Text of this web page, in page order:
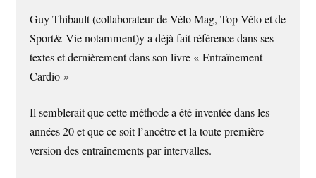
Guy Thibault (collaborateur de Vélo Mag, Top Vélo et de
Sport& Vie notamment)y a déjà fait référence dans ses
textes et dernièrement dans son livre « Entraînement
Cardio »
Il semblerait que cette méthode a été inventée dans les
années 20 et que ce soit l’ancêtre et la toute première
version des entraînements par intervalles.